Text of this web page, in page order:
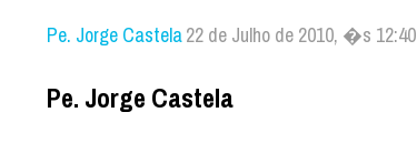
Pe. Jorge Castela22 de Julho de 2010, �s 12:40
Pe. Jorge Castela